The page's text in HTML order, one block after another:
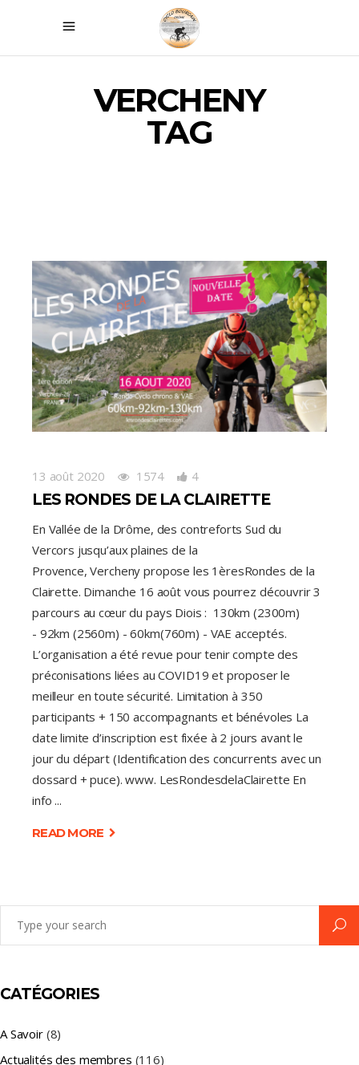
VERCHENY
TAG
13 août 2020 1574 4
LES RONDES DE LA CLAIRETTE
En Vallée de la Drôme, des contreforts Sud du
Vercors jusqu’aux plaines de la
Provence, Vercheny propose les 1èresRondes de la
Clairette. Dimanche 16 août vous pourrez découvrir 3
parcours au cœur du pays Diois : 130km (2300m)
- 92km (2560m) - 60km(760m) - VAE acceptés.
L’organisation a été revue pour tenir compte des
préconisations liées au COVID19 et proposer le
meilleur en toute sécurité. Limitation à 350
participants + 150 accompagnants et bénévoles La
date limite d’inscription est fixée à 2 jours avant le
jour du départ (Identification des concurrents avec un
dossard + puce). www. LesRondesdelaClairette En
info
READ MORE
CATÉGORIES
A Savoir(8)
Actualités des membres (116)